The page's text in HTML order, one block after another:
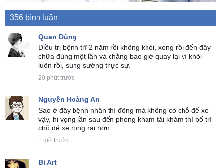
356 bình luận
Quan Dũng
Điều trị bệnh trĩ 2 năm rồi không khỏi, xong rồi đến đây
chữa đúng một lần và chẳng bao giờ quay lại vì khỏi
luôn rồi, sung sướng thực sự.
20 phút trước
Nguyễn Hoàng An
Sao ở đây bệnh nhân thì đông mà không có chỗ để xe
vậy, hi vọng lần sau đến phòng khám tái khám thì bố trí
chỗ để xe rộng rãi hơn.
1 giờ trước
Bi Art